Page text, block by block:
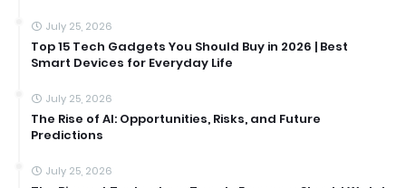
July 25, 2026
Top 15 Tech Gadgets You Should Buy in 2026 | Best
Smart Devices for Everyday Life
July 25, 2026
The Rise of AI: Opportunities, Risks, and Future
Predictions
July 25, 2026